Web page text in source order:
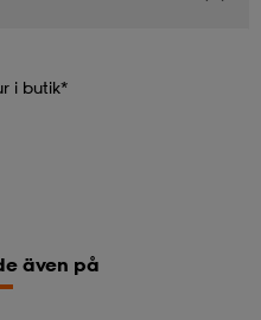
i butik*
även på